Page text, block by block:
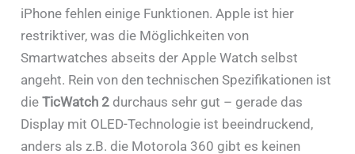
iPhone fehlen einige Funktionen. Apple ist hier
restriktiver, was die Möglichkeiten von
Smartwatches abseits der Apple Watch selbst
angeht. Rein von den technischen Spezifikationen ist
die TicWatch 2durchaus sehr gut – gerade das
Display mit OLED-Technologie ist beeindruckend,
anders als z.B. die Motorola 360 gibt es keinen